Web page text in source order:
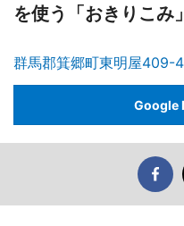
を使う「おきりこみ
群馬郡箕郷町東明屋409-4
Google